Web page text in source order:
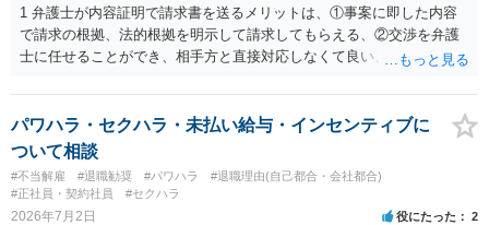
1 弁護士が内容証明で請求書を送るメリットは、①事案に即した内容
で請求の根拠、法的根拠を明示して請求してもらえる、②交渉を弁護
士に任せることができ、相手方と直接対応しなくて良い、というとこ
請求は可能ですが、相手が任意に払うかどうかは分かりません。 ２
民事訴訟に証拠の制限はありませんが、秘密録音はプライバシー保護
の観点から、裁判の証拠にする場合には注意が必要です(証拠排除され
る場合があります。)。 ３ 会社がどういう証拠に基づいて、誰が判断
したかわかりませんが、会社がセクハラ認定しなかったからといっ
て、裁判所も認定しないとは限りません。具体的な証拠とそれで認定
パワハラ・セクハラ・未払い給与・インセンティブに
ついて相談
#不当解雇 #退職勧奨 #パワハラ
#退職理由(自己都合・会社都合)
#正社員・契約社員
#セクハラ
2026年7月2日 役にたった 2